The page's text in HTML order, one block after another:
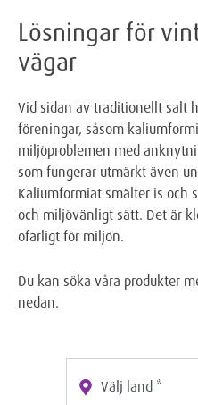
Lösningar för
vägar
Vid sidan av traditionellt salt
föreningar, såsom
miljöproblemen med
som fungerar utmärkt även
Kaliumformiat smälter is och
och miljövänligt sätt. Det är
ofarligt för miljön.
Du kan söka våra produkter
nedan.